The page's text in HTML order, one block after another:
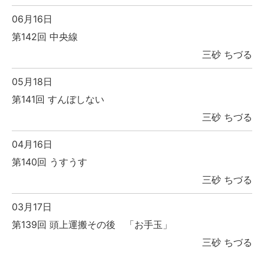
06月16日
第142回 中央線
三砂 ちづる
05月18日
第141回 すんぼしない
三砂 ちづる
04月16日
第140回 うすうす
三砂 ちづる
03月17日
第139回 頭上運搬その後 「お手玉」
三砂 ちづる